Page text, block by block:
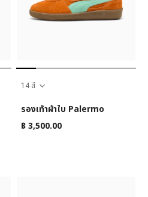
14 สี
รองเท้าผ้าใบ Palermo
฿ 3,500.00